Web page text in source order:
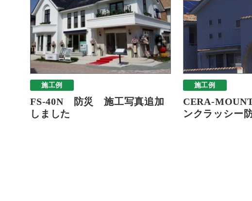
施工例
FS-40N 防災 施工写真追加
しました
施工例
CERA-
ンクラッシー